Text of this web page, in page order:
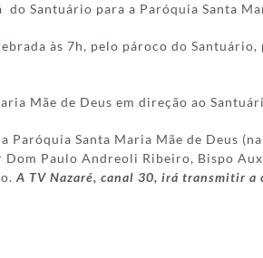
do Santuário para a Paróquia Santa
às 7h, pelo pároco do
Mãe de Deus em direção ao
Santa Maria Mãe de Deus
Paulo Andreoli Ribeiro, Bispo
A TV Nazaré, canal 30, irá transmitir a